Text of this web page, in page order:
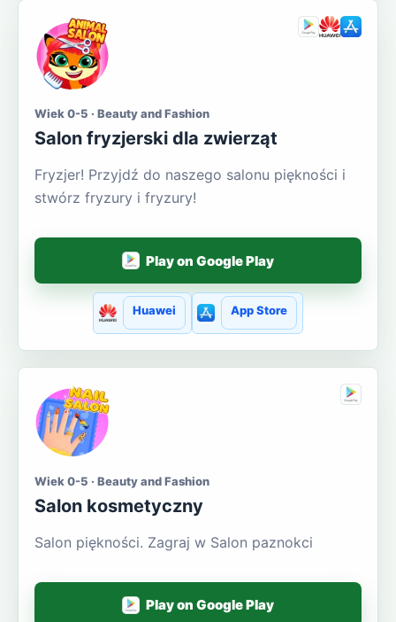
Wiek 0-5 · Beauty and Fashion
Salon fryzjerski dla zwierząt
Fryzjer! Przyjdź do naszego salonu piękności i
stwórz fryzury i fryzury!
Play on Google Play
Huawei App Store
Wiek 0-5 · Beauty and Fashion
Salon kosmetyczny
Salon piękności. Zagraj w Salon paznokci
Play on Google Play